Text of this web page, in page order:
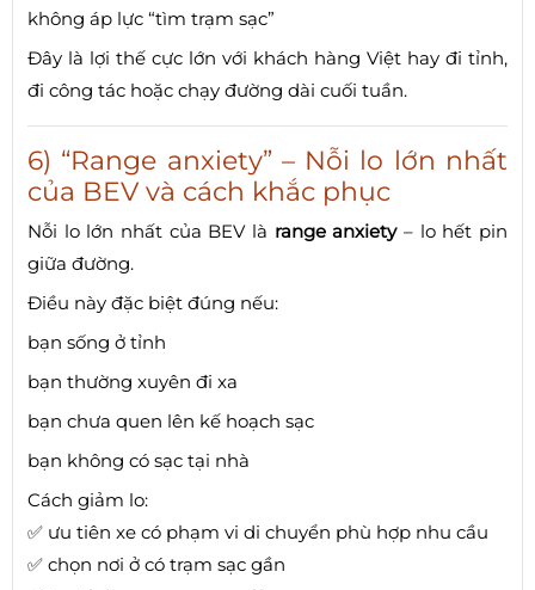
không áp lực “tìm trạm sạc”
Đây là lợi thế cực lớn với khách hàng Việt hay đi tỉnh,
đi công tác hoặc chạy đường dài cuối tuần.
6) “Range anxiety” – Nỗi lo lớn nhất
của BEV và cách khắc phục
Nỗi lo lớn nhất của BEV là range anxiety– lo hết pin
giữa đường.
Điều này đặc biệt đúng nếu:
bạn sống ở tỉnh
bạn thường xuyên đi xa
bạn chưa quen lên kế hoạch sạc
bạn không có sạc tại nhà
Cách giảm lo:
✅ ưu tiên xe có phạm vi di chuyển phù hợp nhu cầu
✅ chọn nơi ở có trạm sạc gần